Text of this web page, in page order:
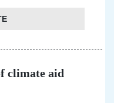
climate aid